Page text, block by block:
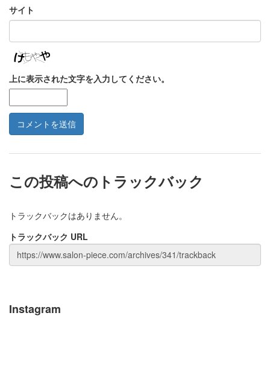
サイト
上に表示された文字を入力してください。
この投稿へのトラックバック
トラックバックはありません。
トラックバック URL
Instagram